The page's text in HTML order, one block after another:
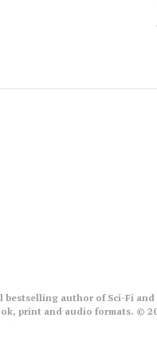
bestselling author of Sci-Fi
print and audio formats. ©